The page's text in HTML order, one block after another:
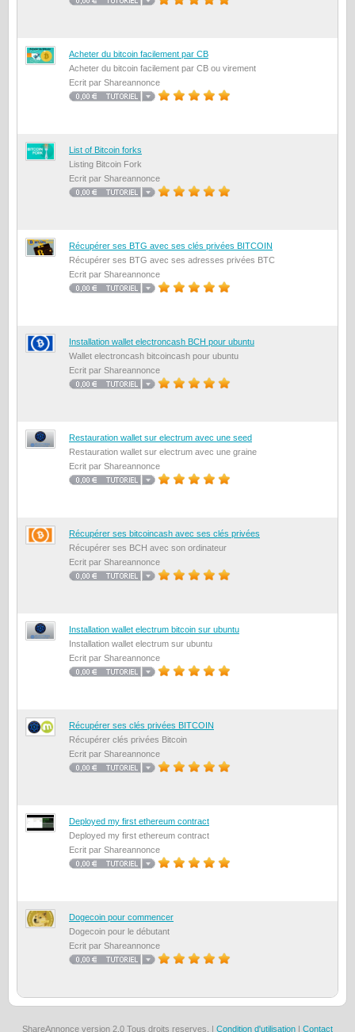
Acheter du bitcoin facilement par CB
Acheter du bitcoin facilement par CB ou virement
Ecrit par Shareannonce
List of Bitcoin forks
Listing Bitcoin Fork
Ecrit par Shareannonce
Récupérer ses BTG avec ses clés privées BITCOIN
Récupérer ses BTG avec ses adresses privées BTC
Ecrit par Shareannonce
Installation wallet electroncash BCH pour ubuntu
Wallet electroncash bitcoincash pour ubuntu
Ecrit par Shareannonce
Restauration wallet sur electrum avec une seed
Restauration wallet sur electrum avec une graine
Ecrit par Shareannonce
Récupérer ses bitcoincash avec ses clés privées
Récupérer ses BCH avec son ordinateur
Ecrit par Shareannonce
Installation wallet electrum bitcoin sur ubuntu
Installation wallet electrum sur ubuntu
Ecrit par Shareannonce
Récupérer ses clés privées BITCOIN
Récupérer clés privées Bitcoin
Ecrit par Shareannonce
Deployed my first ethereum contract
Deployed my first ethereum contract
Ecrit par Shareannonce
Dogecoin pour commencer
Dogecoin pour le débutant
Ecrit par Shareannonce
ShareAnnonce version 2.0 Tous droits reserves. | Condition d'utilisation Contact